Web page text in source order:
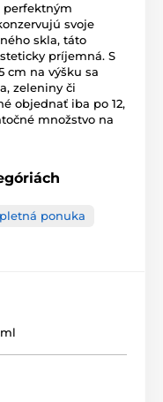
perfektným
svoje
skla, táto
príjemná. S
cm na výšku sa
zeleniny či
objednať iba po 12,
množstvo na
ponuka